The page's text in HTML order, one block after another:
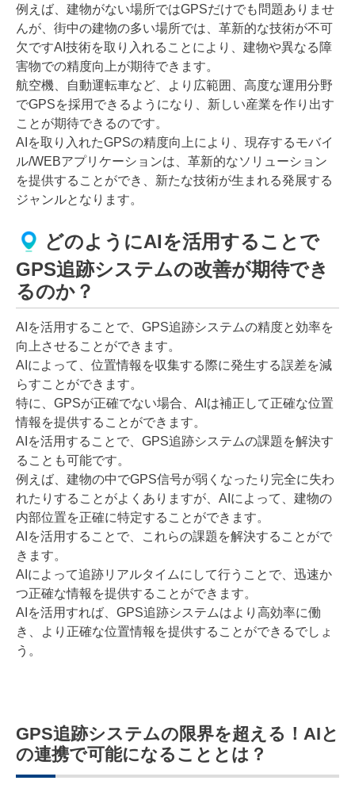
例えば、建物がない場所ではGPSだけでも問題ありませ
んが、街中の建物の多い場所では、革新的な技術が不可
欠ですAI技術を取り入れることにより、建物や異なる障
害物での精度向上が期待できます。
航空機、自動運転車など、より広範囲、高度な運用分野
でGPSを採用できるようになり、新しい産業を作り出す
ことが期待できるのです。
AIを取り入れたGPSの精度向上により、現存するモバイ
ル/WEBアプリケーションは、革新的なソリューション
を提供することができ、新たな技術が生まれる発展する
ジャンルとなります。
どのようにAIを活用することで
GPS追跡システムの改善が期待でき
るのか？
AIを活用することで、GPS追跡システムの精度と効率を
向上させることができます。
AIによって、位置情報を収集する際に発生する誤差を減
らすことができます。
特に、GPSが正確でない場合、AIは補正して正確な位置
情報を提供することができます。
AIを活用することで、GPS追跡システムの課題を解決す
ることも可能です。
例えば、建物の中でGPS信号が弱くなったり完全に失わ
れたりすることがよくありますが、AIによって、建物の
内部位置を正確に特定することができます。
AIを活用することで、これらの課題を解決することがで
きます。
AIによって追跡リアルタイムにして行うことで、迅速か
つ正確な情報を提供することができます。
AIを活用すれば、GPS追跡システムはより高効率に働
き、より正確な位置情報を提供することができるでしょ
う。
GPS追跡システムの限界を超える！AIと
の連携で可能になることとは？